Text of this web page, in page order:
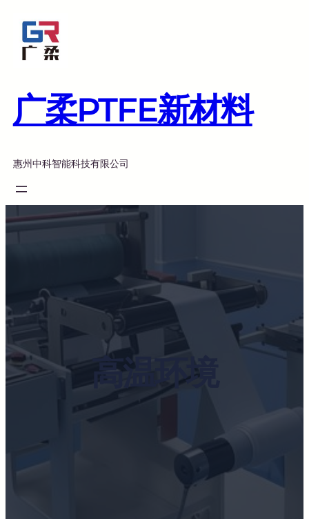
广柔PTFE新材料
惠州中科智能科技有限公司
高温环境